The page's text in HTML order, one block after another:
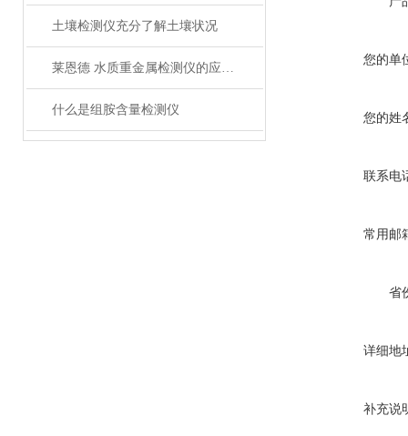
土壤检测仪充分了解土壤状况
莱恩德 水质重金属检测仪的应用场景
什么是组胺含量检测仪
您的单
您的姓
联系电
常用邮
省
详细地
补充说